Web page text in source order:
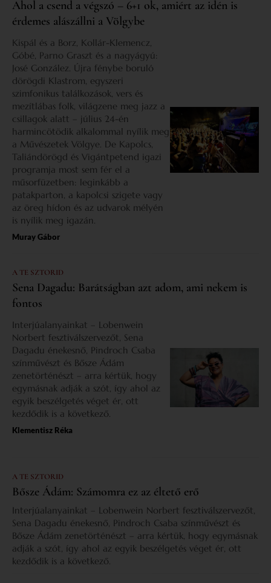
Ahol a csend a végszó – 6+1 ok, amiért az idén is
érdemes alászállni a Völgybe
Kispál és a Borz, Kollár-Klemencz,
Góbé, Parno Graszt és a nagyágyú:
José González. Újra fénybe boruló
dörögdi Klastrom, egyszeri
szimfonikus találkozások, vers és
mezítlábas folk, világzene meg jazz a
csillagok alatt – július 24-én
harmincötödik alkalommal nyílik meg
a Művészetek Völgye. De Kapolcs,
Taliándörögd és Vigántpetend igazi
programja most sem fér el a
műsorfüzetben: leginkább a
patakparton, a kapolcsi szigete vagy
az öreg hídon és az udvarok mélyén
is nyílik meg igazán.
Muray Gábor
A TE SZTORID
Sena Dagadu: Barátságban azt adom, ami nekem is
fontos
Interjúalanyainkat – Lobenwein
Norbert fesztiválszervezőt, Sena
Dagadu énekesnő, Pindroch Csaba
színművészt és Bősze Ádám
zenetörténészt – arra kértük, hogy
egymásnak adják a szót, így ahol az
egyik beszélgetés véget ér, ott
kezdődik is a következő.
Klementisz Réka
A TE SZTORID
Bősze Ádám: Számomra ez az éltető erő
Interjúalanyainkat – Lobenwein Norbert fesztiválszervezőt,
Sena Dagadu énekesnő, Pindroch Csaba színművészt és
Bősze Ádám zenetörténészt – arra kértük, hogy egymásnak
adják a szót, így ahol az egyik beszélgetés véget ér, ott
kezdődik is a következő.